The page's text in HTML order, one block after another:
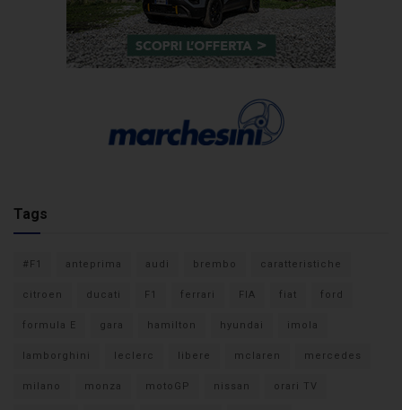
Tags
#F1 anteprima audi brembo caratteristiche
citroen ducati F1 ferrari FIA fiat ford
formula E gara hamilton hyundai imola
lamborghini leclerc libere mclaren mercedes
milano monza motoGP nissan orari TV